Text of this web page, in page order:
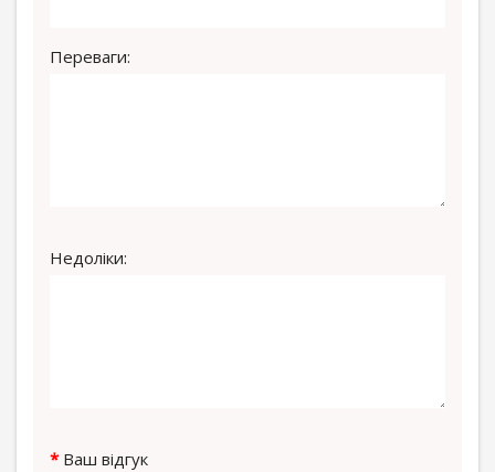
Переваги:
Недоліки:
Ваш відгук